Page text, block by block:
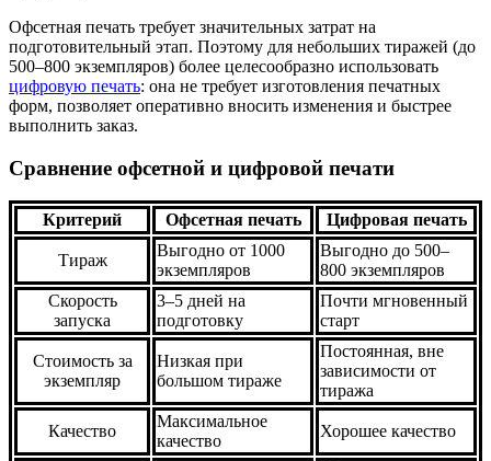
Офсетная печать требует значительных затрат на
подготовительный этап. Поэтому для небольших тиражей (до
500–800 экземпляров) более целесообразно использовать
цифровую печать: она не требует изготовления печатных
форм, позволяет оперативно вносить изменения и быстрее
выполнить заказ.
Сравнение офсетной и цифровой печати
Критерий Офсетная печать Цифровая печать
Тираж
Выгодно от 1000
экземпляров
Выгодно до 500–
800 экземпляров
Скорость
запуска
3–5 дней на
подготовку
Почти мгновенный
старт
Стоимость за
экземпляр
Низкая при
большом тираже
Постоянная, вне
зависимости от
тиража
Качество
Максимальное
качество
Хорошее качество